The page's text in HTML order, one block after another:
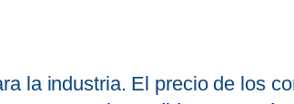
la industria. El precio de los